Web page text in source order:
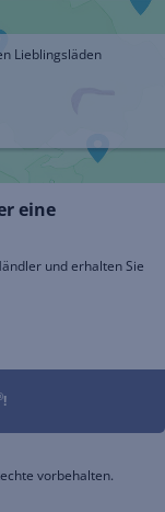
Lieblingsläden
eine
und erhalten Sie
!
vorbehalten.